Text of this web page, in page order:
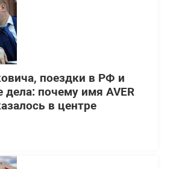
поездки в РФ и
дела: почему имя AVER
в центре